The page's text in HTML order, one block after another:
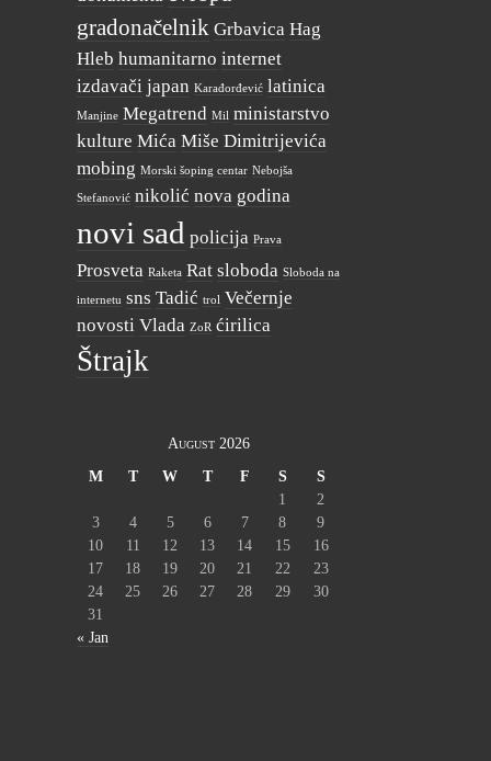
gradonačelnik Grbavica Hag
Hleb humanitarno internet
izdavači japan Karađorđević latinica
Manjine Megatrend Mil ministarstvo
kulture Mića Miše Dimitrijevića
mobing Morski šoping centar Nebojša
Stefanović nikolić nova godina
novi sad policija Prava
Prosveta Raketa Rat sloboda Sloboda na
internetu sns Tadić trol Večernje
novosti Vlada ZoR ćirilica
Štrajk
August 2026
M
T W T F S
S
1
2
3
4 5 6 7 8
9
10
11 12 13 14 15
16
17
18 19 20 21 22
23
24
25 26 27 28 29
30
31
« Jan